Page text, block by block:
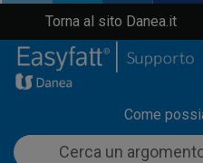
Torna al sito Danea.it
Come